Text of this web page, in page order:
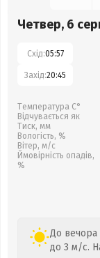
Четвер, 6
Схід:05:57
Захід:20:45
Температура С°
Відчувається як
Тиск, мм
Вологість, %
Вітер, м/с
Ймовірність опадів,
%
До вечора
до 3 м/с.